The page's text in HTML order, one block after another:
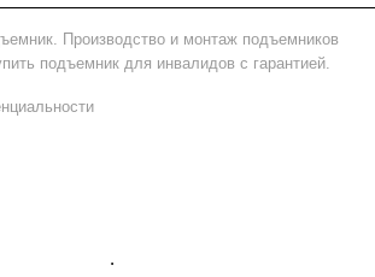
Производство и монтаж подъемников
подъемник для инвалидов с гарантией.
.